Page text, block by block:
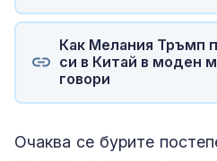
Как Мелания Тръмп
си в Китай в моден
говори
Очаква се бурите